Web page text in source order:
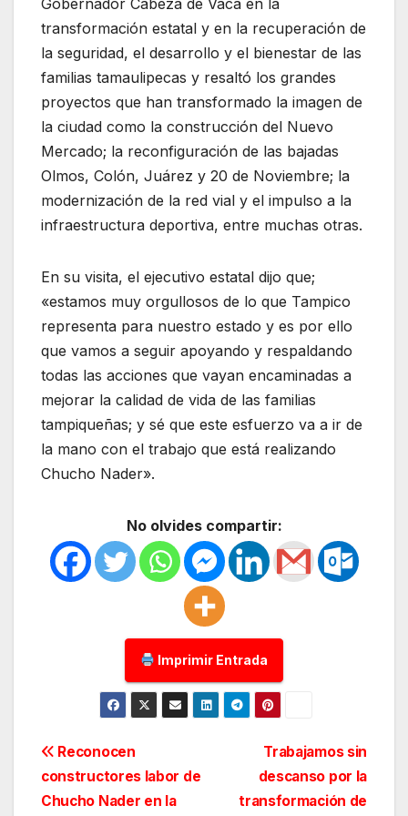
transformación estatal y en la recuperación de
la seguridad, el desarrollo y el bienestar de las
familias tamaulipecas y resaltó los grandes
proyectos que han transformado la imagen de
la ciudad como la construcción del Nuevo
Mercado; la reconfiguración de las bajadas
Olmos, Colón, Juárez y 20 de Noviembre; la
modernización de la red vial y el impulso a la
infraestructura deportiva, entre muchas otras.
En su visita, el ejecutivo estatal dijo que;
«estamos muy orgullosos de lo que Tampico
representa para nuestro estado y es por ello
que vamos a seguir apoyando y respaldando
todas las acciones que vayan encaminadas a
mejorar la calidad de vida de las familias
tampiqueñas; y sé que este esfuerzo va a ir de
la mano con el trabajo que está realizando
Chucho Nader».
No olvides compartir:
Imprimir Entrada
Navegación
de
Trabajamos sin
descanso por la
transformación de
Reconocen
constructores labor de
Chucho Nader en la